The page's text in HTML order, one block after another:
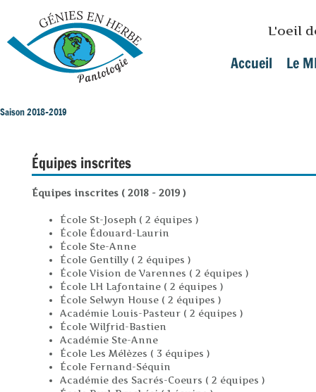
L'oeil
Main menu
Accueil Le
You are here
Saison 2018-2019
Équipes inscrites
Équipes inscrites ( 2018 - 2019 )
École St-Joseph ( 2 équipes )
École Édouard-Laurin
École Ste-Anne
École Gentilly ( 2 équipes )
École Vision de Varennes ( 2 équipes )
École LH Lafontaine ( 2 équipes )
École Selwyn House ( 2 équipes )
Académie Louis-Pasteur ( 2 équipes )
École Wilfrid-Bastien
Académie Ste-Anne
École Les Mélèzes ( 3 équipes )
École Fernand-Séquin
Académie des Sacrés-Coeurs ( 2 équipes )